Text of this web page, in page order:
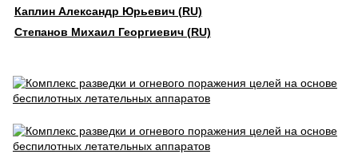
Каплин Александр Юрьевич (RU)
Степанов Михаил Георгиевич (RU)